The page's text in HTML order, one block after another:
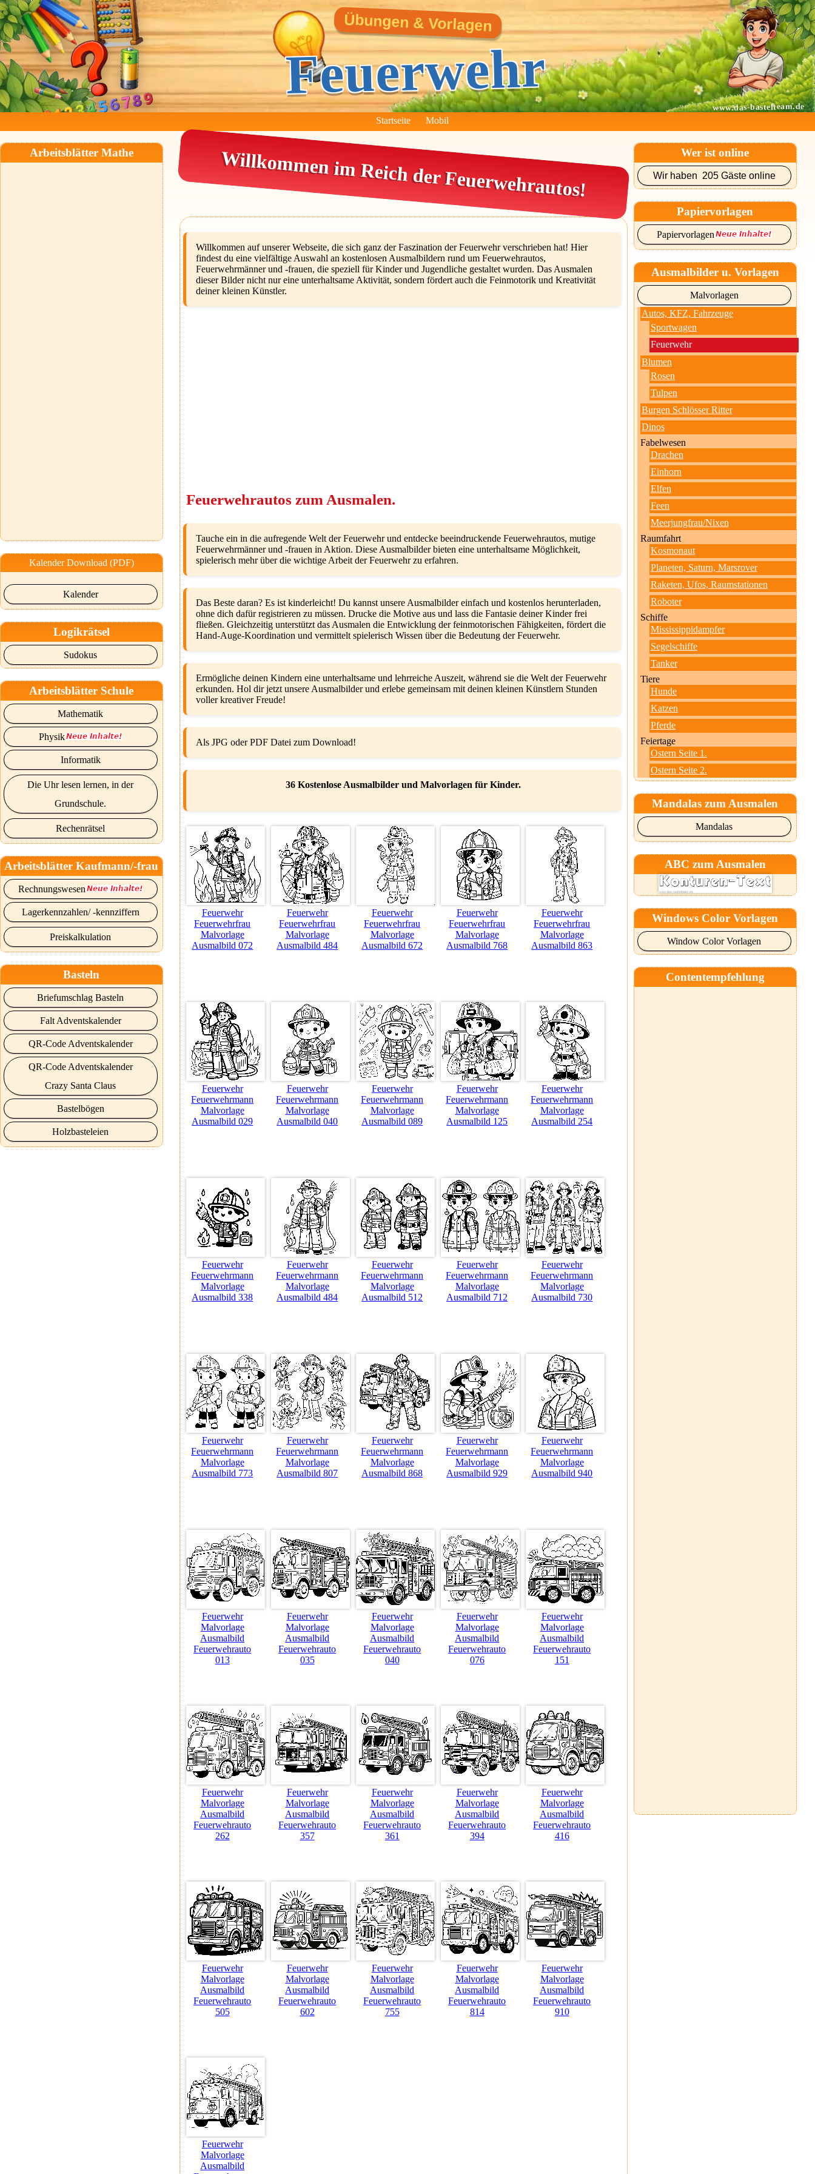
Übungen & Vorlagen
Feuerwehr
www.das-bastelteam.de
Startseite Mobil
Arbeitsblätter Mathe
Kalender Download (PDF)
Kalender
Logikrätsel
Sudokus
Arbeitsblätter Schule
Mathematik
Physik
Informatik
Die Uhr lesen lernen, in der
Grundschule.
Rechenrätsel
Arbeitsblätter Kaufmann/-frau
Rechnungswesen
Lagerkennzahlen/ -kennziffern
Preiskalkulation
Basteln
Briefumschlag Basteln
Falt Adventskalender
QR-Code Adventskalender
QR-Code Adventskalender
Crazy Santa Claus
Bastelbögen
Holzbasteleien
Willkommen im Reich der Feuerwehrautos!
Willkommen auf unserer Webseite, die sich ganz der Faszination der Feuerwehr verschrieben hat! Hier
findest du eine vielfältige Auswahl an kostenlosen Ausmalbildern rund um Feuerwehrautos,
Feuerwehrmänner und -frauen, die speziell für Kinder und Jugendliche gestaltet wurden. Das Ausmalen
dieser Bilder nicht nur eine unterhaltsame Aktivität, sondern fördert auch die Feinmotorik und Kreativität
deiner kleinen Künstler.
Feuerwehrautos zum Ausmalen.
Tauche ein in die aufregende Welt der Feuerwehr und entdecke beeindruckende Feuerwehrautos, mutige
Feuerwehrmänner und -frauen in Aktion. Diese Ausmalbilder bieten eine unterhaltsame Möglichkeit,
spielerisch mehr über die wichtige Arbeit der Feuerwehr zu erfahren.
Das Beste daran? Es ist kinderleicht! Du kannst unsere Ausmalbilder einfach und kostenlos herunterladen,
ohne dich dafür registrieren zu müssen. Drucke die Motive aus und lass die Fantasie deiner Kinder frei
fließen. Gleichzeitig unterstützt das Ausmalen die Entwicklung der feinmotorischen Fähigkeiten, fördert die
Hand-Auge-Koordination und vermittelt spielerisch Wissen über die Bedeutung der Feuerwehr.
Ermögliche deinen Kindern eine unterhaltsame und lehrreiche Auszeit, während sie die Welt der Feuerwehr
erkunden. Hol dir jetzt unsere Ausmalbilder und erlebe gemeinsam mit deinen kleinen Künstlern Stunden
voller kreativer Freude!
Als JPG oder PDF Datei zum Download!
36 Kostenlose Ausmalbilder und Malvorlagen für Kinder.
Feuerwehr
Feuerwehrfrau
Malvorlage
Ausmalbild 072
Feuerwehr
Feuerwehrfrau
Malvorlage
Ausmalbild 484
Feuerwehr
Feuerwehrfrau
Malvorlage
Ausmalbild 672
Feuerwehr
Feuerwehrfrau
Malvorlage
Ausmalbild 768
Feuerwehr
Feuerwehrfrau
Malvorlage
Ausmalbild 863
Feuerwehr
Feuerwehrmann
Malvorlage
Ausmalbild 029
Feuerwehr
Feuerwehrmann
Malvorlage
Ausmalbild 040
Feuerwehr
Feuerwehrmann
Malvorlage
Ausmalbild 089
Feuerwehr
Feuerwehrmann
Malvorlage
Ausmalbild 125
Feuerwehr
Feuerwehrmann
Malvorlage
Ausmalbild 254
Feuerwehr
Feuerwehrmann
Malvorlage
Ausmalbild 338
Feuerwehr
Feuerwehrmann
Malvorlage
Ausmalbild 484
Feuerwehr
Feuerwehrmann
Malvorlage
Ausmalbild 512
Feuerwehr
Feuerwehrmann
Malvorlage
Ausmalbild 712
Feuerwehr
Feuerwehrmann
Malvorlage
Ausmalbild 730
Feuerwehr
Feuerwehrmann
Malvorlage
Ausmalbild 773
Feuerwehr
Feuerwehrmann
Malvorlage
Ausmalbild 807
Feuerwehr
Feuerwehrmann
Malvorlage
Ausmalbild 868
Feuerwehr
Feuerwehrmann
Malvorlage
Ausmalbild 929
Feuerwehr
Feuerwehrmann
Malvorlage
Ausmalbild 940
Feuerwehr
Malvorlage
Ausmalbild
Feuerwehrauto
013
Feuerwehr
Malvorlage
Ausmalbild
Feuerwehrauto
035
Feuerwehr
Malvorlage
Ausmalbild
Feuerwehrauto
040
Feuerwehr
Malvorlage
Ausmalbild
Feuerwehrauto
076
Feuerwehr
Malvorlage
Ausmalbild
Feuerwehrauto
151
Feuerwehr
Malvorlage
Ausmalbild
Feuerwehrauto
262
Feuerwehr
Malvorlage
Ausmalbild
Feuerwehrauto
357
Feuerwehr
Malvorlage
Ausmalbild
Feuerwehrauto
361
Feuerwehr
Malvorlage
Ausmalbild
Feuerwehrauto
394
Feuerwehr
Malvorlage
Ausmalbild
Feuerwehrauto
416
Feuerwehr
Malvorlage
Ausmalbild
Feuerwehrauto
505
Feuerwehr
Malvorlage
Ausmalbild
Feuerwehrauto
602
Feuerwehr
Malvorlage
Ausmalbild
Feuerwehrauto
755
Feuerwehr
Malvorlage
Ausmalbild
Feuerwehrauto
814
Feuerwehr
Malvorlage
Ausmalbild
Feuerwehrauto
910
Feuerwehr
Malvorlage
Ausmalbild
Wer ist online
Wir haben 205 Gäste online
Papiervorlagen
Papiervorlagen
Ausmalbilder u. Vorlagen
Malvorlagen
Autos, KFZ, Fahrzeuge
Sportwagen
Feuerwehr
Blumen
Rosen
Tulpen
Burgen Schlösser Ritter
Dinos
Fabelwesen
Drachen
Einhorn
Elfen
Feen
Meerjungfrau/Nixen
Raumfahrt
Kosmonaut
Planeten, Saturn, Marsrover
Raketen, Ufos, Raumstationen
Roboter
Schiffe
Mississippidampfer
Segelschiffe
Tanker
Tiere
Hunde
Katzen
Pferde
Feiertage
Ostern Seite 1.
Ostern Seite 2.
Mandalas zum Ausmalen
Mandalas
ABC zum Ausmalen
Windows Color Vorlagen
Window Color Vorlagen
Contentempfehlung